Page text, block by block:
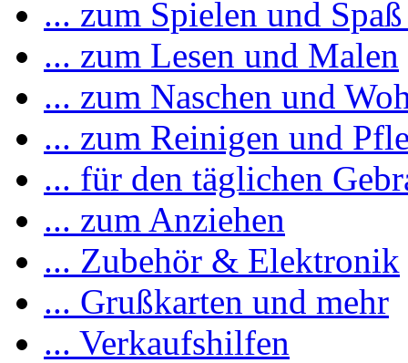
... zum Spielen und
... zum Lesen und Malen
... zum Naschen und
... zum Reinigen und
... für den täglichen
... zum Anziehen
... Zubehör & Elektronik
... Grußkarten und mehr
... Verkaufshilfen